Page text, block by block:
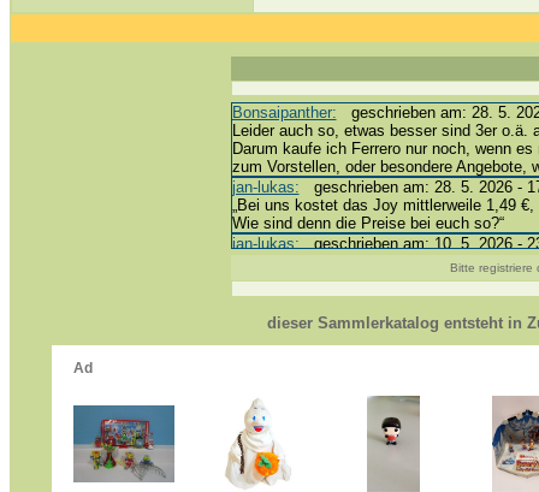
Bonsaipanther: geschrieben am: 28. 5.
Leider auch so, etwas besser sind 3er o.ä.
Darum kaufe ich Ferrero nur noch, wenn
zum Vorstellen, oder besondere Angebote,
jan-lukas: geschrieben am: 28. 5. 2026 -
„Bei uns kostet das Joy mittlerweile 1,49
Wie sind denn die Preise bei euch so?“
jan-lukas:geschrieben am: 10. 5. 2026 -
Bonsaipanther:geschrieben am: 10. 5.
@ Harald
https://www.ue-ei-portal-
Dein Enkel sollte zur Strafe die nächsten
Für die Figuren VC307, 310, 318 und 326
mein Enkel hat die leider weggeworfen
jan-lukas:
geschrieben am: 29. 4. 2026 -
https://www.ferrero-
sammelspass.de/einladung/
jan-lukas:
geschrieben am: 28. 4. 2026 -
Bitte registriere
dieser Sammlerkatalog entsteht in